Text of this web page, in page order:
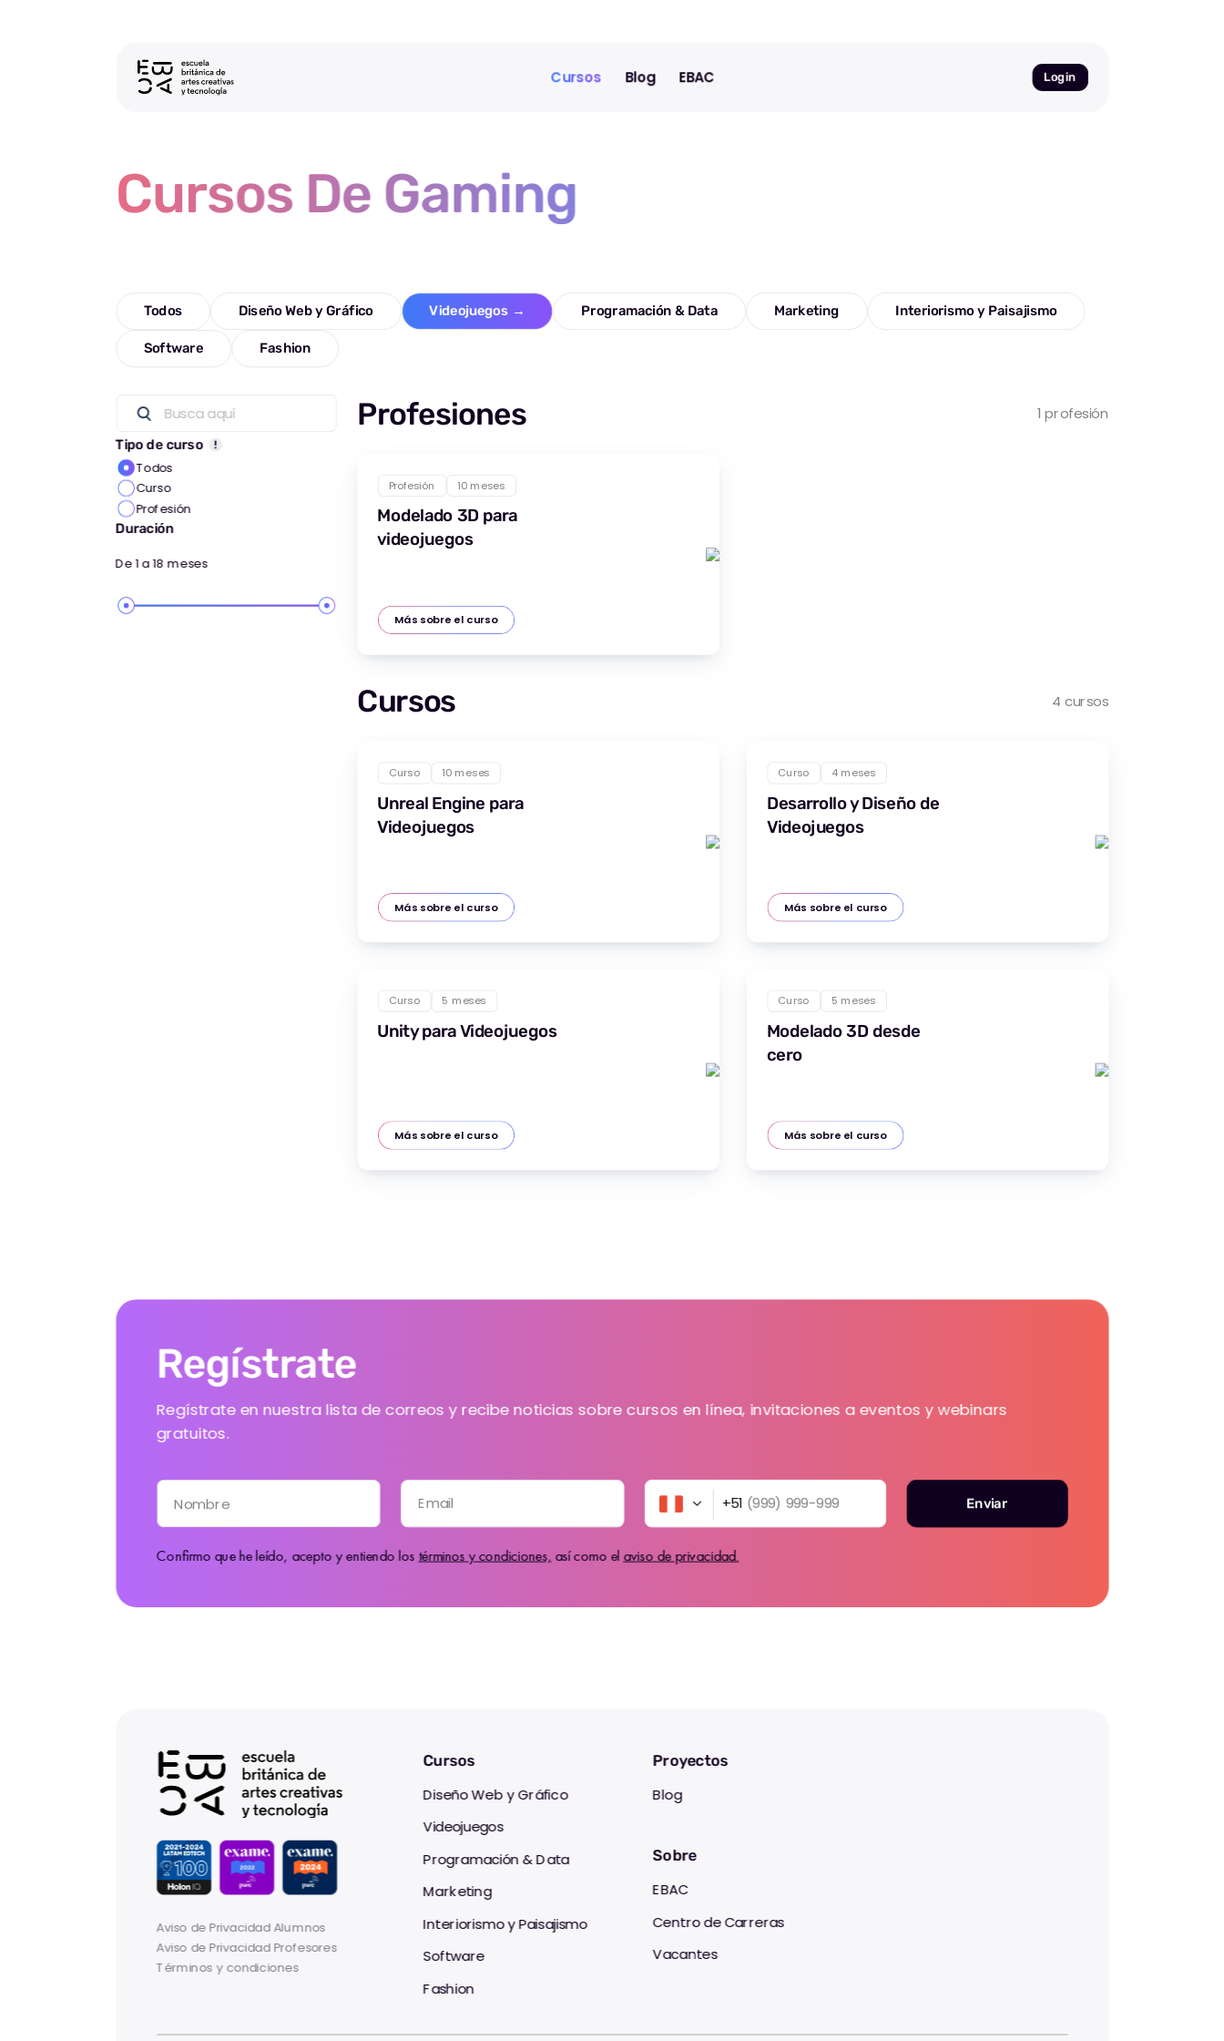
Cursos Blog EBAC Login
Cursos De Gaming
Todos Diseño Web y Gráfico Videojuegos → Programación & Data Marketing Interiorismo y Paisajismo
Software Fashion
Busca aquí
Tipo de curso
Todos
Curso
Profesión
Duración
De1 a 18 meses
Profesiones 1 profesión
Profesión 10 meses
Modelado 3D para
videojuegos
Más sobre el curso
Cursos 4 cursos
Curso 10 meses
Unreal Engine para
Videojuegos
Más sobre el curso
Curso 4 meses
Desarrollo y Diseño de
Videojuegos
Más sobre el curso
Curso 5 meses
Unity para Videojuegos
Más sobre el curso
Curso 5 meses
Modelado 3D desde
cero
Más sobre el curso
Regístrate
Regístrate en nuestra lista de correos y recibe noticias sobre cursos en línea, invitaciones a eventos y webinars
gratuitos.
Nombre Email +51 (999) 999-999 Enviar
Confirmo que he leído, acepto y entiendo los términos y condiciones, así como el aviso de privacidad.
Aviso de Privacidad Alumnos
Aviso de Privacidad Profesores
Términos y condiciones
Cursos
Diseño Web y Gráfico
Videojuegos
Programación & Data
Marketing
Interiorismo y Paisajismo
Software
Fashion
Proyectos
Blog
Sobre
EBAC
Centro de Carreras
Vacantes